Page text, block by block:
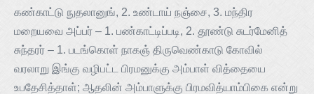
கண்காட்டு நுதலானுங், 2. உண்டாய் நஞ்சை, 3. மந்திர
மறையவை அப்பர் – 1. பண்காட்டிப்படி, 2. தூண்டு சுடர்மேனித்
சுந்தரர் – 1. படங்கொள் நாகஞ் திருவெண்காடு கோவில்
வரலாறு இங்கு வழிபட்ட பிரமனுக்கு அம்பாள் வித்தையை
உபதேசித்தாள்; ஆதலின் அம்பாளுக்கு பிரமவித்யாம்பிகை என்று